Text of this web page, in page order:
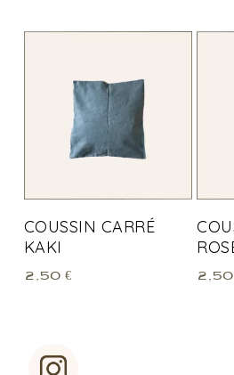
COUSSIN CARRÉ
KAKI
2,50 €